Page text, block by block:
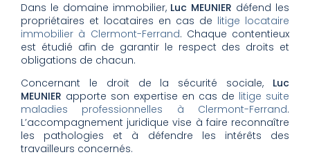
Dans le domaine immobilier, Luc MEUNIER défend les
propriétaires et locataires en cas de litige locataire
immobilier à Clermont-Ferrand. Chaque contentieux
est étudié afin de garantir le respect des droits et
obligations de chacun.
Concernant le droit de la sécurité sociale, Luc
MEUNIER apporte son expertise en cas de litige suite
maladies professionnelles à Clermont-Ferrand.
L’accompagnement juridique vise à faire reconnaître
les pathologies et à défendre les intérêts des
travailleurs concernés.